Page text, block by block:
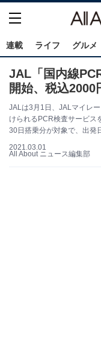
連載 ライフ グルメ
JAL「国内線
開始、税込2000
JALは3月1日、JALマイレ
けられるPCR検査サービス
30日搭乗分が対象で、出発
2021.03.01
All About ニュース編集部